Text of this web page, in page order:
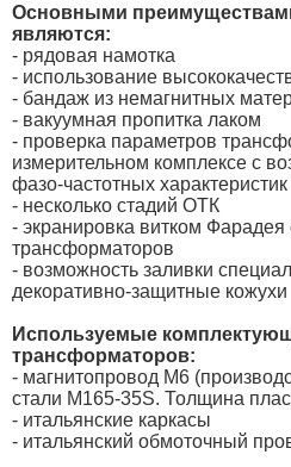
Основными
являются:
- рядовая намотка
- использование
- бандаж из немагнитных
- вакуумная пропитка лаком
- проверка параметров
измерительном комплексе с
фазо-частотных характеристик
- несколько стадий ОТК
- экранировка витком
трансформаторов
- возможность заливки
декоративно-защитные кожухи
Используемые
трансформаторов:
- магнитопровод М6
стали M165-35S. Толщина
- итальянские каркасы
- итальянский обмоточный